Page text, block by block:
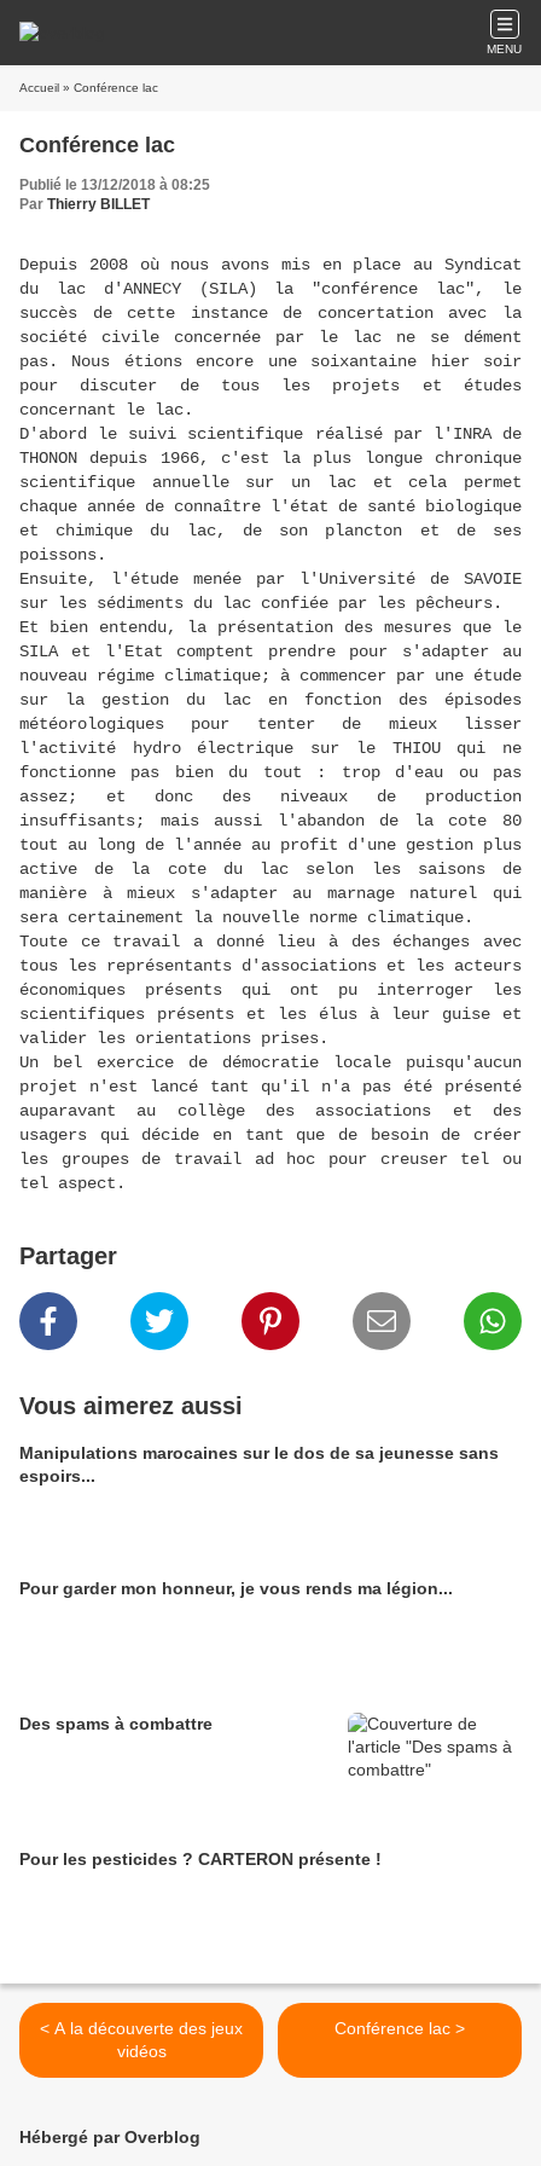
MENU
Accueil » Conférence lac
Conférence lac
Publié le 13/12/2018 à 08:25
Par Thierry BILLET
Depuis 2008 où nous avons mis en place au Syndicat
du lac d'ANNECY (SILA) la "conférence lac", le
succès de cette instance de concertation avec la
société civile concernée par le lac ne se dément
pas. Nous étions encore une soixantaine hier soir
pour discuter de tous les projets et études
concernant le lac.
D'abord le suivi scientifique réalisé par l'INRA de
THONON depuis 1966, c'est la plus longue chronique
scientifique annuelle sur un lac et cela permet
chaque année de connaître l'état de santé biologique
et chimique du lac, de son plancton et de ses
poissons.
Ensuite, l'étude menée par l'Université de SAVOIE
sur les sédiments du lac confiée par les pêcheurs.
Et bien entendu, la présentation des mesures que le
SILA et l'Etat comptent prendre pour s'adapter au
nouveau régime climatique; à commencer par une étude
sur la gestion du lac en fonction des épisodes
météorologiques pour tenter de mieux lisser
l'activité hydro électrique sur le THIOU qui ne
fonctionne pas bien du tout : trop d'eau ou pas
assez; et donc des niveaux de production
insuffisants; mais aussi l'abandon de la cote 80
tout au long de l'année au profit d'une gestion plus
active de la cote du lac selon les saisons de
manière à mieux s'adapter au marnage naturel qui
sera certainement la nouvelle norme climatique.
Toute ce travail a donné lieu à des échanges avec
tous les représentants d'associations et les acteurs
économiques présents qui ont pu interroger les
scientifiques présents et les élus à leur guise et
valider les orientations prises.
Un bel exercice de démocratie locale puisqu'aucun
projet n'est lancé tant qu'il n'a pas été présenté
auparavant au collège des associations et des
usagers qui décide en tant que de besoin de créer
les groupes de travail ad hoc pour creuser tel ou
tel aspect.
Partager
Vous aimerez aussi
Manipulations marocaines sur le dos de sa jeunesse sans
espoirs...
Pour garder mon honneur, je vous rends ma légion...
Des spams à combattre
Pour les pesticides ? CARTERON présente !
< A la découverte des jeux
vidéos
Conférence lac >
Hébergé par Overblog